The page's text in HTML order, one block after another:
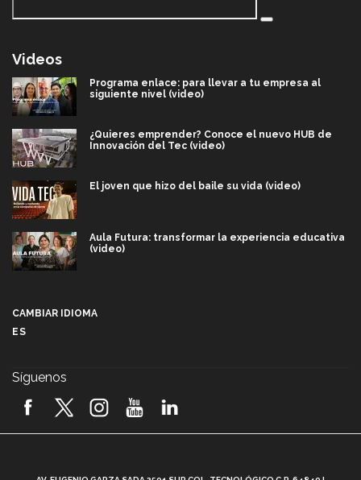
Videos
Programa enlace: para llevar a tu empresa al
siguiente nivel (video)
¿Quieres emprender? Conoce el nuevo HUB de
Innovación del Tec (video)
El joven que hizo del baile su vida (video)
Aula Futura: transformar la experiencia educativa
(video)
2026! (video)
CAMBIAR IDIOMA
ES
Síguenos